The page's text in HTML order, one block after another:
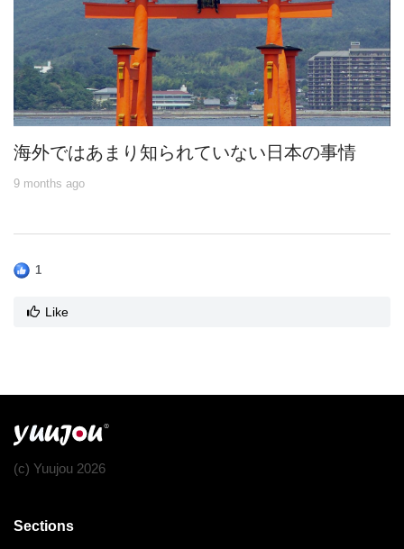
海外ではあまり知られていない日本の事情
9 months ago
1
Like
(c) Yuujou 2026
Sections